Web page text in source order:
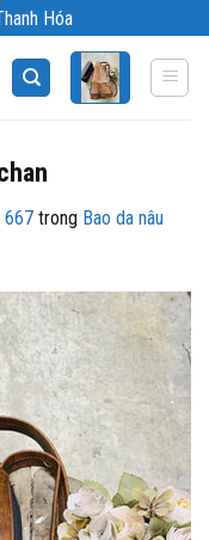
Hóa
667 trong Bao da nâu